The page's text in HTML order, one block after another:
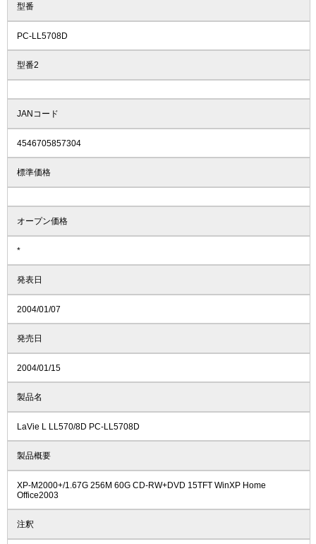
型番
PC-LL5708D
型番2
JANコード
4546705857304
標準価格
オープン価格
*
発表日
2004/01/07
発売日
2004/01/15
製品名
LaVie L LL570/8D PC-LL5708D
製品概要
XP-M2000+/1.67G 256M 60G CD-RW+DVD 15TFT WinXP Home
Office2003
注釈